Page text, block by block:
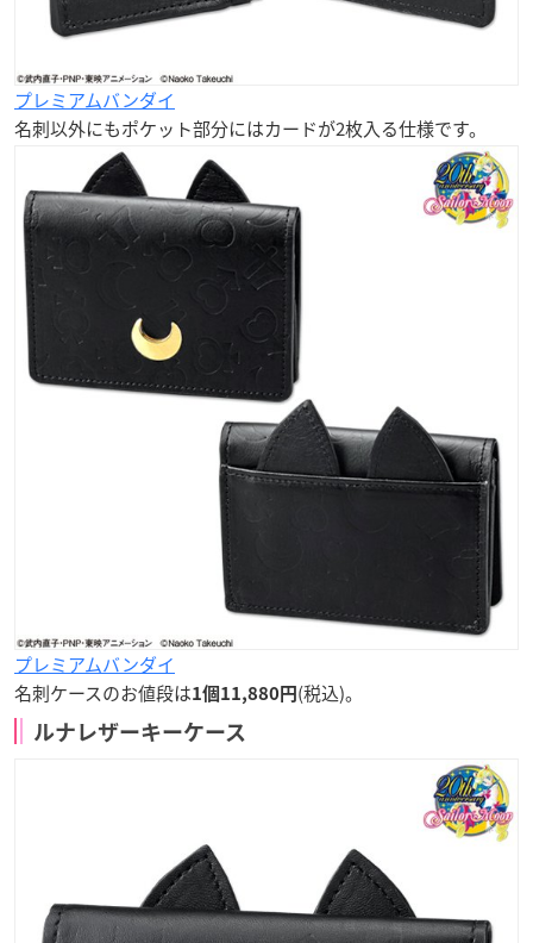
プレミアムバンダイ
名刺以外にもポケット部分にはカードが2枚入る仕様です。
プレミアムバンダイ
名刺ケースのお値段は1個11,880円 (税込)。
ルナレザーキーケース